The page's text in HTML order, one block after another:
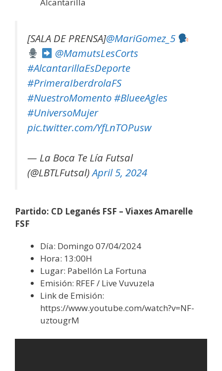
[SALA DE PRENSA]@MariGomez_5
@MamutsLesCorts
#AlcantarillaEsDeporte
#PrimeraIberdrolaFS
#NuestroMomento#BlueeAgles
#UniversoMujer
pic.twitter.com/YfLnTOPusw
— La Boca Te Lía Futsal
(@LBTLFutsal)April 5, 2024
Partido: CD Leganés FSF – Viaxes Amarelle
FSF
Día: Domingo 07/04/2024
Hora: 13:00H
Lugar: Pabellón La Fortuna
Emisión: RFEF / Live Vuvuzela
Link de Emisión:
https://www.youtube.com/watch?v=NF-
uztougrM